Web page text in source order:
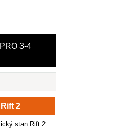
3-4
Rift 2